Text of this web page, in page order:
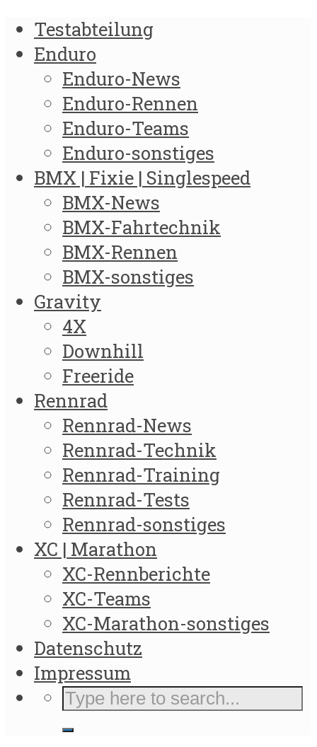
Testabteilung
Enduro
Enduro-News
Enduro-Rennen
Enduro-Teams
Enduro-sonstiges
BMX | Fixie | Singlespeed
BMX-News
BMX-Fahrtechnik
BMX-Rennen
BMX-sonstiges
Gravity
4X
Downhill
Freeride
Rennrad
Rennrad-News
Rennrad-Technik
Rennrad-Training
Rennrad-Tests
Rennrad-sonstiges
XC | Marathon
XC-Rennberichte
XC-Teams
XC-Marathon-sonstiges
Datenschutz
Impressum